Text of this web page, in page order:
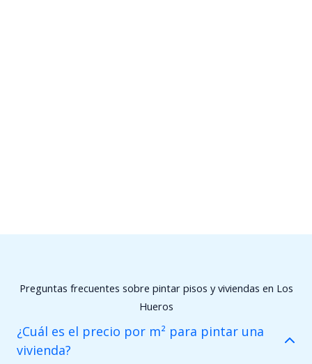
Preguntas frecuentes sobre pintar pisos y viviendas en Los
Hueros
¿Cuál es el precio por m² para pintar una
vivienda?